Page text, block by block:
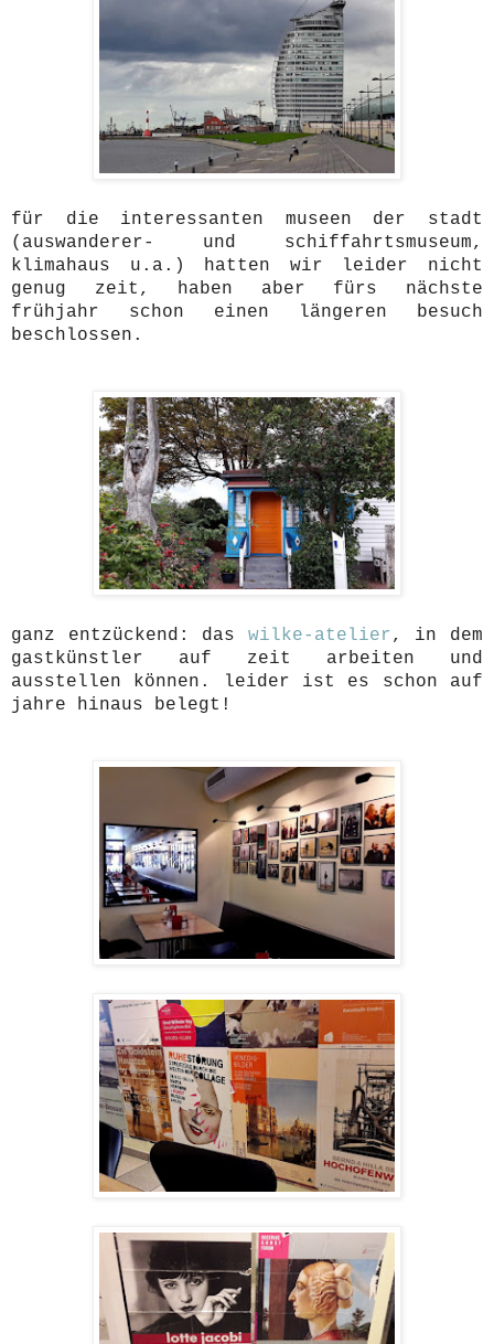
für die interessanten museen der stadt
(auswanderer- und schiffahrtsmuseum,
klimahaus u.a.) hatten wir leider nicht
genug zeit, haben aber fürs nächste
frühjahr schon einen längeren besuch
beschlossen.
ganz entzückend: das wilke-atelier , in dem
gastkünstler auf zeit arbeiten und
ausstellen können. leider ist es schon auf
jahre hinaus belegt!